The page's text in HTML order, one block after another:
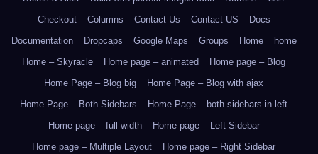
Checkout
Columns Contact Us Contact US
Docs
Documentation
Dropcaps Google Maps Groups Home
home
Home – Skyracle
Home page – animated
Home page – Blog
Home Page – Blog big
Home Page – Blog with ajax
Home Page – Both Sidebars
Home Page – both sidebars in left
Home page – full width
Home page – Left Sidebar
Home page – Multiple Layout
Home page – Right Sidebar